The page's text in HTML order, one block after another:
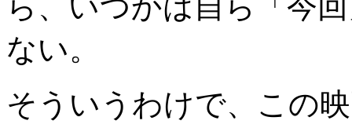
ない。
そういうわけで、この